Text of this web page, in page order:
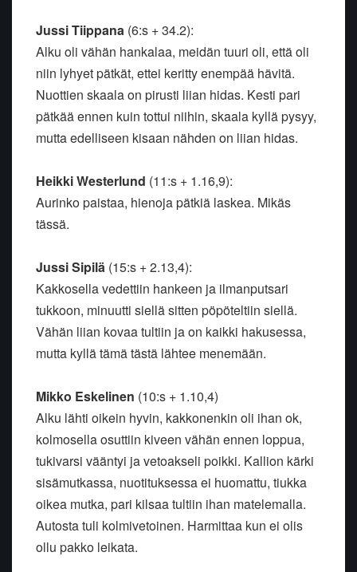
Jussi Tiippana (6:s + 34.2):
Alku oli vähän hankalaa, meidän tuuri oli, että oli
niin lyhyet pätkät, ettei keritty enempää hävitä.
Nuottien skaala on pirusti liian hidas. Kesti pari
pätkää ennen kuin tottui niihin, skaala kyllä pysyy,
mutta edelliseen kisaan nähden on liian hidas.
Heikki Westerlund (11:s + 1.16,9):
Aurinko paistaa, hienoja pätkiä laskea. Mikäs
tässä.
Jussi Sipilä (15:s + 2.13,4):
Kakkosella vedettiin hankeen ja ilmanputsari
tukkoon, minuutti siellä sitten pöpöteltiin siellä.
Vähän liian kovaa tultiin ja on kaikki hakusessa,
mutta kyllä tämä tästä lähtee menemään.
Mikko Eskelinen (10:s + 1.10,4)
Alku lähti oikein hyvin, kakkonenkin oli ihan ok,
kolmosella osuttiin kiveen vähän ennen loppua,
tukivarsi vääntyi ja vetoakseli poikki. Kallion kärki
sisämutkassa, nuotituksessa ei huomattu, tiukka
oikea mutka, pari kilsaa tultiin ihan matelemalla.
Autosta tuli kolmivetoinen. Harmittaa kun ei olis
ollu pakko leikata.